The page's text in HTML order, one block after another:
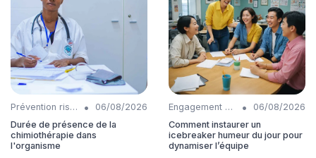
Prévention risques •
06/08/2026
Durée de présence de la
chimiothérapie dans
l'organisme
Engagement collaborateurs •
06/08/2026
Comment instaurer un
icebreaker humeur du jour pour
dynamiser l’équipe